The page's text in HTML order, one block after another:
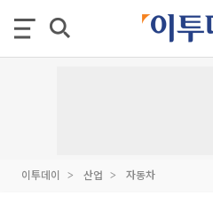
이투데이 산업 자동차